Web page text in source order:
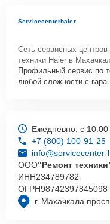
Servicecenterhaier
Сеть сервисных
техники Haier в
Профильный сервис по
любой сложности с
г. Махачкала
Ежедневно, с
+7 (800) 100-91-25
info@servicecenter-
ООО“Ремонт
ИНН234789782
ОГРН98742397845098